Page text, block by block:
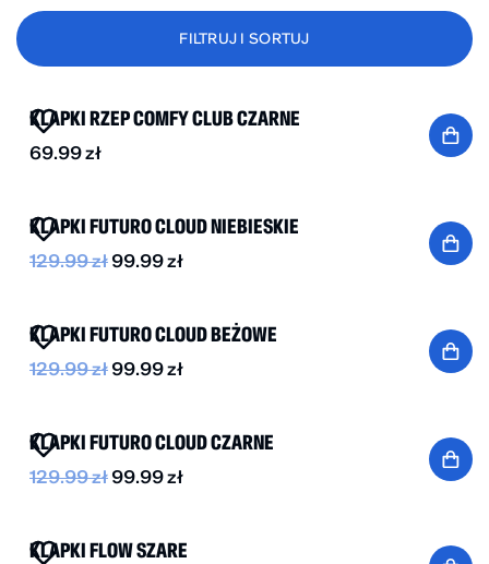
FILTRUJ I SORTUJ
NOWOŚĆ BESTSELLER
KLAPKI RZEP COMFY CLUB CZARNE
69.99zł
KLAPKI FUTURO CLOUD NIEBIESKIE
129.99zł 99.99zł
KLAPKI FUTURO CLOUD BEŻOWE
129.99zł 99.99zł
KLAPKI FUTURO CLOUD CZARNE
129.99zł 99.99zł
KLAPKI FLOW SZARE